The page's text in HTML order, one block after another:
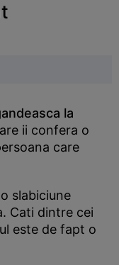
la
ii confera o
care
slabiciune
Cati dintre cei
este de fapt o